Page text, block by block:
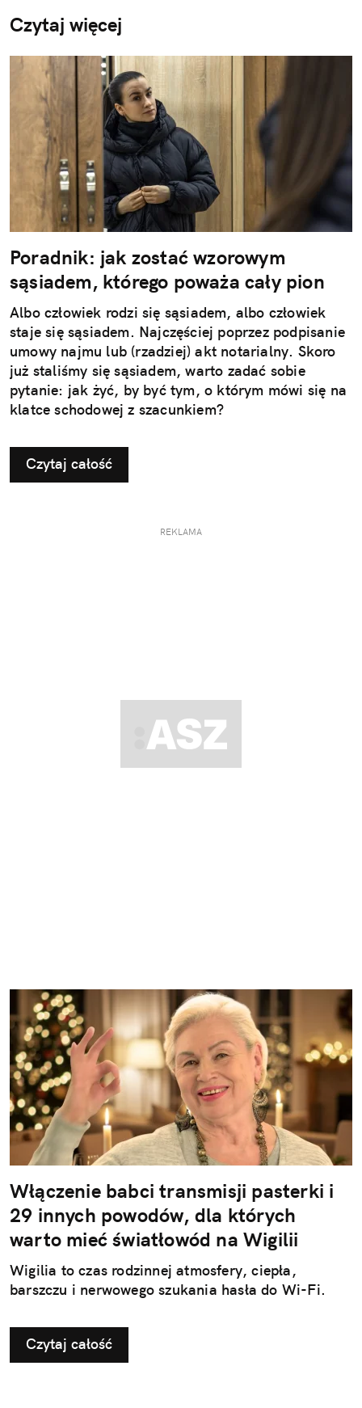
Czytaj więcej
Poradnik: jak zostać wzorowym
sąsiadem, którego poważa cały pion
Albo człowiek rodzi się sąsiadem, albo człowiek
staje się sąsiadem. Najczęściej poprzez podpisanie
umowy najmu lub (rzadziej) akt notarialny. Skoro
już staliśmy się sąsiadem, warto zadać sobie
pytanie: jak żyć, by być tym, o którym mówi się na
klatce schodowej z szacunkiem?
Czytaj całość
REKLAMA
Włączenie babci transmisji pasterki i
29 innych powodów, dla których
warto mieć światłowód na Wigilii
Wigilia to czas rodzinnej atmosfery, ciepła,
barszczu i nerwowego szukania hasła do Wi-Fi.
Czytaj całość